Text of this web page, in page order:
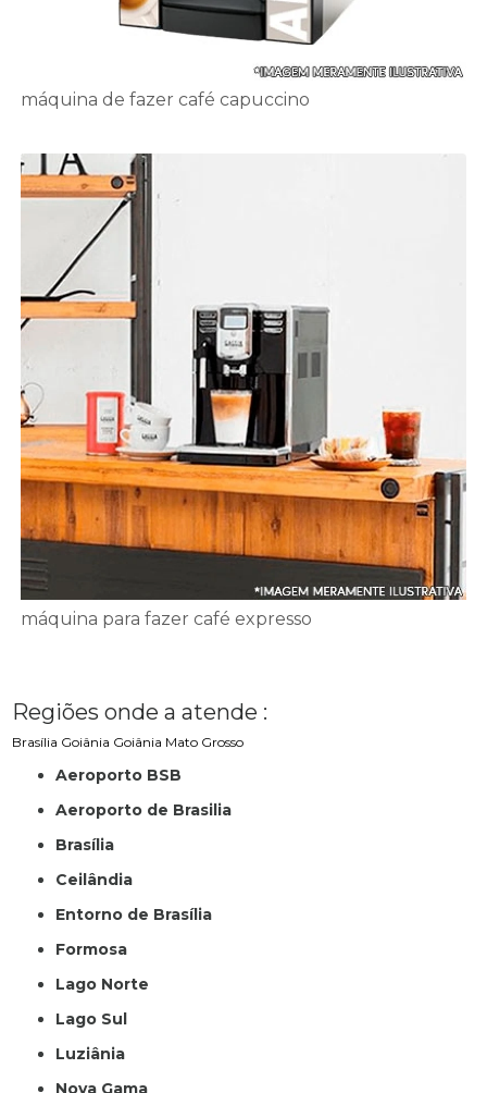
máquina de fazer café capuccino
máquina para fazer café expresso
Regiões onde a atende :
Brasília Goiânia Goiânia Mato Grosso
Aeroporto BSB
Aeroporto de Brasilia
Brasília
Ceilândia
Entorno de Brasília
Formosa
Lago Norte
Lago Sul
Luziânia
Nova Gama